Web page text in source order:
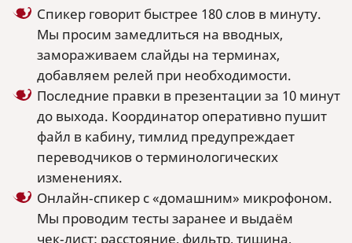
Спикер говорит быстрее 180 слов в минуту.
Мы просим замедлиться на вводных,
замораживаем слайды на терминах,
добавляем релей при необходимости.
Последние правки в презентации за 10 минут
до выхода. Координатор оперативно пушит
файл в кабину, тимлид предупреждает
переводчиков о терминологических
изменениях.
Онлайн‑спикер с «домашним» микрофоном.
Мы проводим тесты заранее и выдаём
чек‑лист: расстояние, фильтр, тишина,